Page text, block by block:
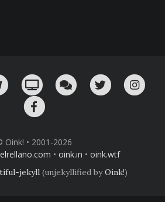
un email!
¡Nuestro canal en Telegram!
Oink! TV Charla con nosotros
Twitter
Oink! • 2001-2026
• oink.in • oink.wtf
jekyll (unjekyllified byOink!)